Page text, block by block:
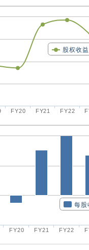
股权收
FY20 FY21 FY22
每股
FY20 FY21 FY22